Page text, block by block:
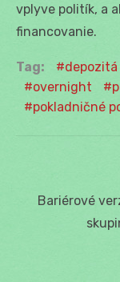
vplyve politík, a
financovanie.
Tag: depozitá
overnight
pokladničné
Previous
Bariérové